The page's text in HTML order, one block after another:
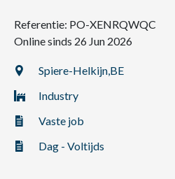
Contact
NL FR EN
Referentie: PO-XENRQWQC
Online sinds 26 Jun 2026
Spiere-Helkijn,BE
Industry
Vaste job
Dag - Voltijds